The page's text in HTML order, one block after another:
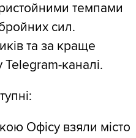
темпами
сил.
та за краще
Telegram-каналі.
Офісу взяли місто